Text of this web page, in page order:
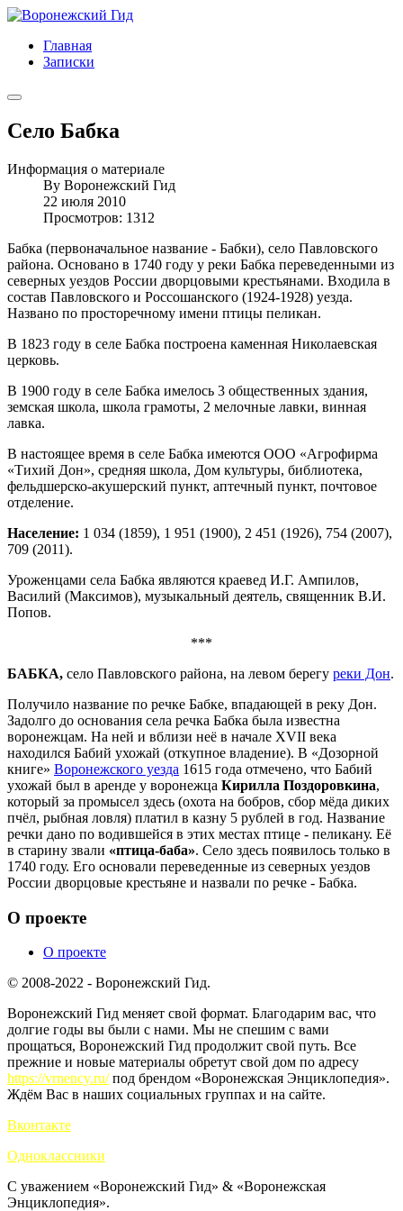
Главная
Записки
Село Бабка
Информация о материале
By Воронежский Гид
22 июля 2010
Просмотров: 1312
Бабка (первоначальное название - Бабки), село Павловского
района. Основано в 1740 году у реки Бабка переведенными из
северных уездов России дворцовыми крестьянами. Входила в
состав Павловского и Россошанского (1924-1928) уезда.
Названо по просторечному имени птицы пеликан.
В 1823 году в селе Бабка построена каменная Николаевская
церковь.
В 1900 году в селе Бабка имелось 3 общественных здания,
земская школа, школа грамоты, 2 мелочные лавки, винная
лавка.
В настоящее время в селе Бабка имеются ООО «Агрофирма
«Тихий Дон», средняя школа, Дом культуры, библиотека,
фельдшерско-акушерский пункт, аптечный пункт, почтовое
отделение.
Население: 1 034 (1859), 1 951 (1900), 2 451 (1926), 754 (2007),
709 (2011).
Уроженцами села Бабка являются краевед И.Г. Ампилов,
Василий (Максимов), музыкальный деятель, священник В.И.
Попов.
***
БАБКА, село Павловского района, на левом берегу реки Дон.
Получило название по речке Бабке, впадающей в реку Дон.
Задолго до основания села речка Бабка была известна
воронежцам. На ней и вблизи неё в начале XVII века
находился Бабий ухожай (откупное владение). В «Дозорной
книге» Воронежского уезда 1615 года отмечено, что Бабий
ухожай был в аренде у воронежца Кирилла Поздоровкина,
который за промысел здесь (охота на бобров, сбор мёда диких
пчёл, рыбная ловля) платил в казну 5 рублей в год. Название
речки дано по водившейся в этих местах птице - пеликану. Её
в старину звали «птица-баба». Село здесь появилось только в
1740 году. Его основали переведенные из северных уездов
России дворцовые крестьяне и назвали по речке - Бабка.
О проекте
О проекте
© 2008-2022 - Воронежский Гид.
Воронежский Гид меняет свой формат. Благодарим вас, что
долгие годы вы были с нами. Мы не спешим с вами
прощаться, Воронежский Гид продолжит свой путь. Все
прежние и новые материалы обретут свой дом по адресу
https://vrnency.ru/под брендом «Воронежская Энциклопедия».
Ждём Вас в наших социальных группах и на сайте.
Вконтакте
Одноклассники
С уважением «Воронежский Гид» & «Воронежская
Энциклопедия».